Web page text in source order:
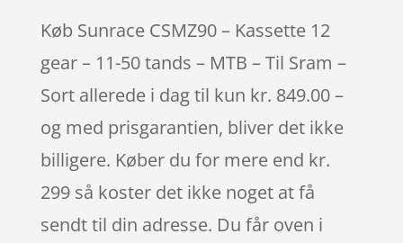
Køb Sunrace CSMZ90 – Kassette 12
gear – 11-50 tands – MTB – Til Sram –
Sort allerede i dag til kun kr. 849.00 –
og med prisgarantien, bliver det ikke
billigere. Køber du for mere end kr.
299 så koster det ikke noget at få
sendt til din adresse. Du får oven i